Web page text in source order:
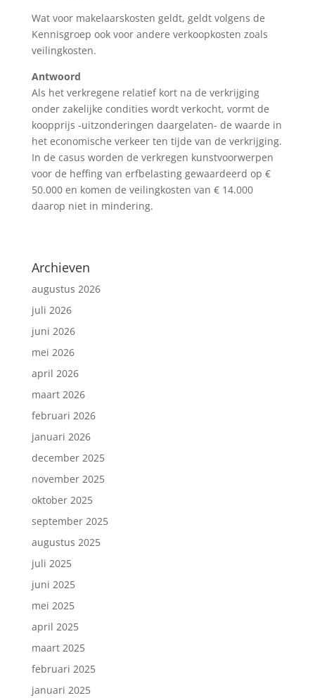
Wat voor makelaarskosten geldt, geldt volgens de
Kennisgroep ook voor andere verkoopkosten zoals
veilingkosten.
Antwoord
Als het verkregene relatief kort na de verkrijging
onder zakelijke condities wordt verkocht, vormt de
koopprijs -uitzonderingen daargelaten- de waarde in
het economische verkeer ten tijde van de verkrijging.
In de casus worden de verkregen kunstvoorwerpen
voor de heffing van erfbelasting gewaardeerd op €
50.000 en komen de veilingkosten van € 14.000
daarop niet in mindering.
Archieven
augustus 2026
juli 2026
juni 2026
mei 2026
april 2026
maart 2026
februari 2026
januari 2026
december 2025
november 2025
oktober 2025
september 2025
augustus 2025
juli 2025
juni 2025
mei 2025
april 2025
maart 2025
februari 2025
januari 2025